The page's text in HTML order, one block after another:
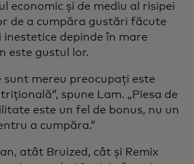
economic și de mediu al risipei
de a cumpăra gustări făcute
depinde în mare
este gustul lor.
sunt mereu preocupați este
spune Lam. „Piesa de
este un fel de bonus, nu un
a cumpăra.”
atât Bruized, cât și Remix